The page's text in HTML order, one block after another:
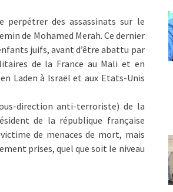
perpétrer des assassinats sur le
de Mohamed Merah. Ce dernier
juifs, avant d’être abattu par
de la France au Mali et en
Laden à Israël et aux Etats-Unis
direction anti-terroriste) de la
de la république française
de menaces de mort, mais
prises, quel que soit le niveau